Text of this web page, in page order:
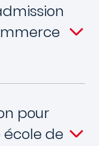
pour
de